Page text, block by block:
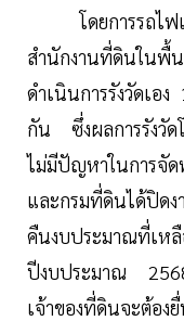
โดยการรถ
สำนักงานที่ดินใน
ดำเนินการรังวัดเอ
กัน ซึ่งผลการรังวัด
ไม่มีปัญหาในการจั
และกรมที่ดินได้ปิด
คืนงบประมาณที่เห
ปีงบประมาณ
เจ้าของที่ดินจะต้อง